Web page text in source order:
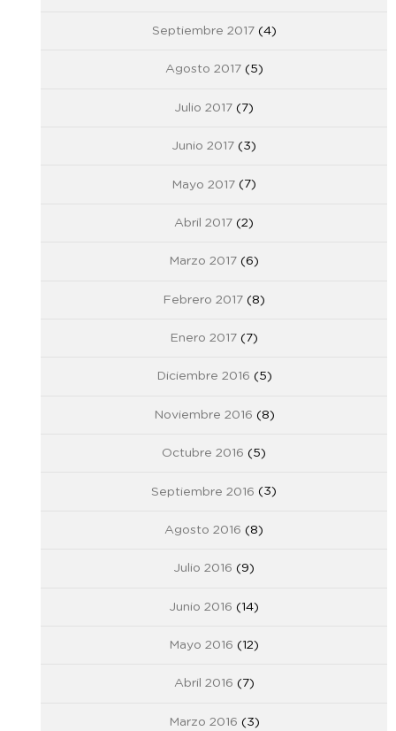
Septiembre 2017(4)
Agosto 2017(5)
Julio 2017 (7)
Junio 2017 (3)
Mayo 2017 (7)
Abril 2017 (2)
Marzo 2017 (6)
Febrero 2017 (8)
Enero 2017 (7)
Diciembre 2016 (5)
Noviembre 2016 (8)
Octubre 2016 (5)
Septiembre 2016 (3)
Agosto 2016 (8)
Julio 2016 (9)
Junio 2016 (14)
Mayo 2016 (12)
Abril 2016 (7)
Marzo 2016 (3)